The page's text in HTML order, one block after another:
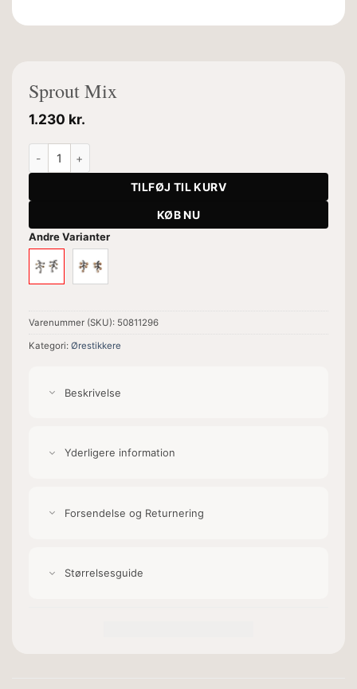
Sprout Mix
1.230 kr.
Sprout Mix antal
TILFØJ TIL KURV
KØB NU
Andre Varianter
Varenummer (SKU): 50811296
Kategori: Ørestikkere
Beskrivelse
Yderligere information
Forsendelse og Returnering
Størrelsesguide